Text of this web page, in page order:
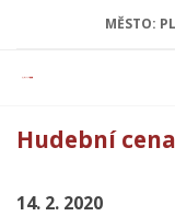
MĚSTO:
Hudební
14. 2. 2020